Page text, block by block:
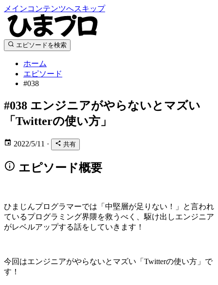
メインコンテンツへスキップ
エピソードを検索
ホーム
エピソード
#038
#038 エンジニアがやらないとマズい
「Twitterの使い方」
2022/5/11 · 共有
エピソード概要
ひまじんプログラマーでは「中堅層が足りない！」と言われ
ているプログラミング界隈を救うべく、駆け出しエンジニア
がレベルアップする話をしていきます！
今回はエンジニアがやらないとマズい「Twitterの使い方」で
す！